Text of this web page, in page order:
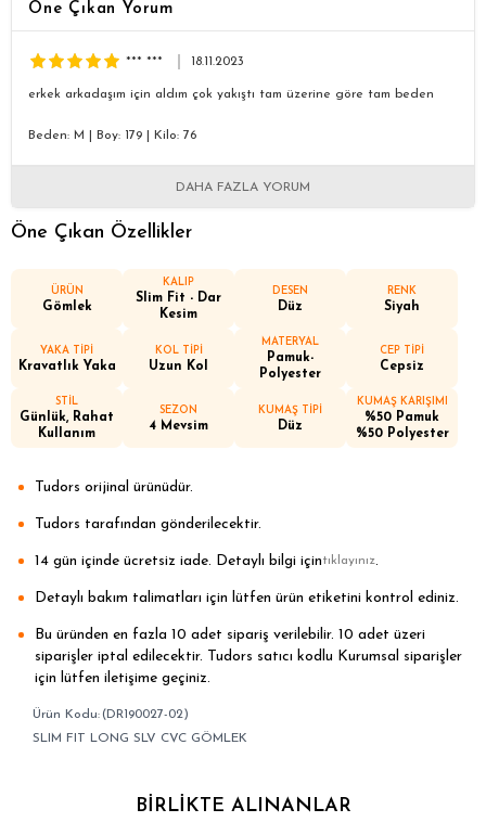
Öne Çıkan Yorum
*** *** 18.11.2023
erkek arkadaşım için aldım çok yakıştı tam üzerine göre tam beden
Beden: M Boy: 179 Kilo: 76
DAHA FAZLA YORUM
Öne Çıkan Özellikler
ÜRÜN
Gömlek
KALIP
Slim Fit - Dar
Kesim
DESEN
Düz
RENK
Siyah
YAKA TİPİ
Kravatlık Yaka
KOL TİPİ
Uzun Kol
MATERYAL
Pamuk-
Polyester
CEP TİPİ
Cepsiz
STİL
Günlük, Rahat
Kullanım
SEZON
4 Mevsim
KUMAŞ TİPİ
Düz
KUMAŞ KARIŞIMI
%50 Pamuk
%50 Polyester
Tudors orijinal ürünüdür.
Tudors tarafından gönderilecektir.
14 gün içinde ücretsiz iade. Detaylı bilgi içintıklayınız.
Detaylı bakım talimatları için lütfen ürün etiketini kontrol ediniz.
Bu üründen en fazla 10 adet sipariş verilebilir. 10 adet üzeri
siparişler iptal edilecektir. Tudors satıcı kodlu Kurumsal siparişler
için lütfen iletişime geçiniz.
(DR190027-02)
SLIM FIT LONG SLV CVC GÖMLEK
BIRLIKTE ALINANLAR